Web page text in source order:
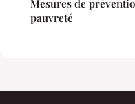
Mesures de
pauvreté